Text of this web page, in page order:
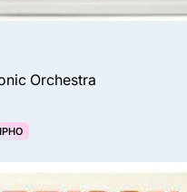
Orchestra